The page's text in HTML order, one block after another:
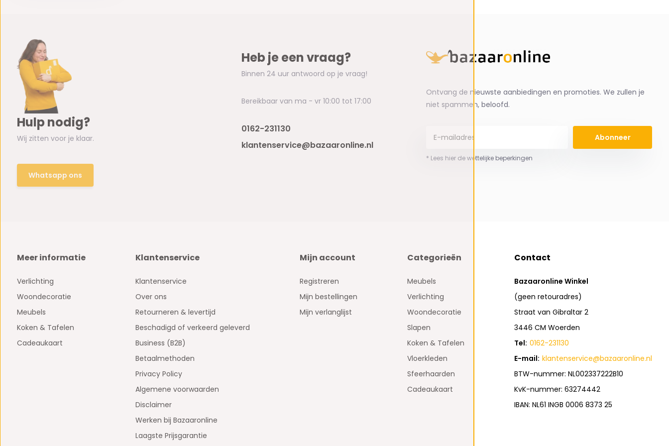
Hulp nodig?
Wij zitten voor je klaar.
Whatsapp ons
Heb je een vraag?
Binnen 24 uur antwoord op je vraag!
Bereikbaar van ma - vr 10:00 tot 17:00
0162-231130
klantenservice@bazaaronline.nl
Ontvang de nieuwste aanbiedingen en promoties. We zullen je
niet spammen, beloofd.
Abonneer
* Lees hier de wettelijke beperkingen
Meer informatie
Verlichting
Woondecoratie
Meubels
Koken & Tafelen
Cadeaukaart
Klantenservice
Klantenservice
Over ons
Retourneren & levertijd
Beschadigd of verkeerd geleverd
Business (B2B)
Betaalmethoden
Privacy Policy
Algemene voorwaarden
Disclaimer
Werken bij Bazaaronline
Laagste Prijsgarantie
Mijn account
Registreren
Mijn bestellingen
Mijn verlanglijst
Categorieën
Meubels
Verlichting
Woondecoratie
Slapen
Koken & Tafelen
Vloerkleden
Sfeerhaarden
Cadeaukaart
Contact
Bazaaronline Winkel
(geen retouradres)
Straat van Gibraltar 2
3446 CM Woerden
Tel: 0162-231130
E-mail: klantenservice@bazaaronline.nl
BTW-nummer: NL002337222B10
KvK-nummer: 63274442
IBAN: NL61 INGB 0006 8373 25